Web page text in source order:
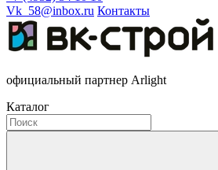
Vk_58@inbox.ru Контакты
официальный партнер Arlight
Каталог